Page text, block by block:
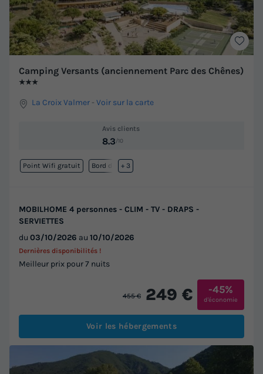
Camping Versants (anciennement Parc des Chênes)
★★★
La Croix Valmer -Voir sur la carte
Avis clients
8.3/10
Point Wifi gratuit Bord de mer
+ 3
MOBILHOME 4 personnes - CLIM - TV - DRAPS -
SERVIETTES
du 03/10/2026 au 10/10/2026
Meilleur prix pour 7 nuits
Dernières disponibilités !
455 € 249 € -45%
d'économie
Voir les hébergements